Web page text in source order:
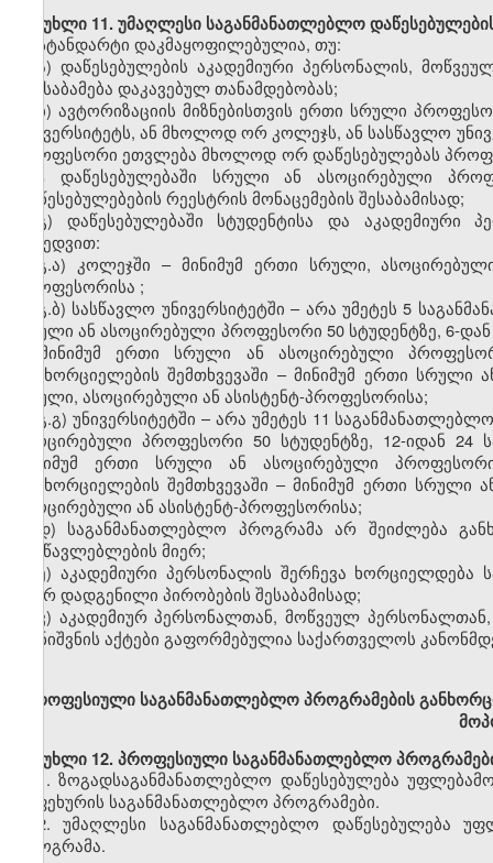
მუხლი 11. უმაღლესი საგანმანათლებლო
სტანდარტი დაკმაყოფილებულია, თუ:
ა) დაწესებულების აკადემიური პერსონალის,
შეესაბამება დაკავებულ თანამდებობას;
ბ) ავტორიზაციის მიზნებისთვის ერთი სრული
უნივერსიტეტს, ან მხოლოდ ორ კოლეჯს, ან სასწავლო
პროფესორი ეთვლება მხოლოდ ორ დაწესებულებას
მეტ დაწესებულებაში სრული ანასოცირებული
დაწესებულებების რეესტრის მონაცემების შესაბამისად;
გ)
დაწესებულებაში სტუდენტისა და აკადემიური
მიხედვით:
გ.ა) კოლეჯში – მინიმუმ ერთი სრული,
პროფესორისა ;
გ.ბ) სასწავლო უნივერსიტეტში– არა უმეტეს 5
სრული ანასოცირებული პროფესორი 50 სტუდენტზე,6-დან
მინიმუმ ერთი სრული ან ასოცირებული
განხორციელების შემთხვევაში – მინიმუმ ერთი სრული
სრული, ასოცირებული ან ასისტენტ-პროფესორისა;
გ.გ) უნივერსიტეტში – არა უმეტეს 11
ასოცირებული პროფესორი 50 სტუდენტზე, 12-იდან 24
მინიმუმ ერთი სრული ან ასოცირებული
განხორციელების შემთხვევაში– მინიმუმ ერთი სრული
ასოცირებული ან ასისტენტ-პროფესორისა;
დ) საგანმანათლებლო პროგრამა არ შეიძლება
მასწავლებლების მიერ;
ე) აკადემიური პერსონალის შერჩევა ხორციელდება
მიერ დადგენილი პირობების შესაბამისად;
ვ) აკადემიურ პერსონალთან, მოწვეულ
დანიშვნის აქტები გაფორმებულია საქართველოს
პროფესიულისაგანმანათლებლო პროგრამების
მუხლი 12. პროფესიული საგანმანათლებლო
. ზოგადსაგანმანათლებლო დაწესებულება
საფეხურის საგანმანათლებლო პროგრამები.
2. უმაღლესი საგანმანათლებლო დაწესებულება
პროგრამა.